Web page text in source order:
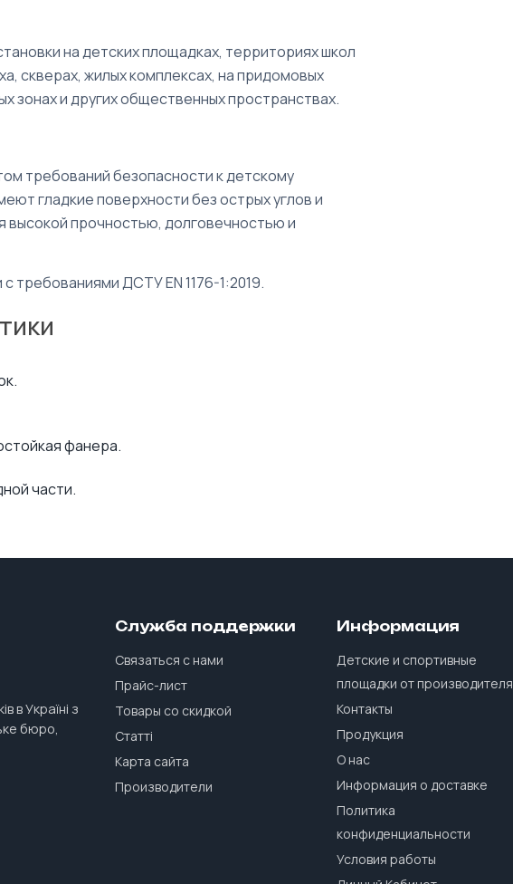
на детских площадках, территориях школ
скверах, жилых комплексах, на придомовых
зонах и других общественных пространствах.
требований безопасности к детскому
гладкие поверхности без острых углов и
высокой прочностью, долговечностью и
требованиями ДСТУ EN 1176-1:2019.
фанера.
части.
в Україні з
бюро,
Служба поддержки
Связаться с нами
Прайс-лист
Товары со скидкой
Статті
Карта сайта
Производители
Информация
Детские и спортивные
площадки от производителя
Контакты
Продукция
О нас
Информация о доставке
Политика
конфиденциальности
Условия работы